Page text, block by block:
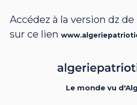
Accédez à la version dz
sur ce lien
Le monde vu